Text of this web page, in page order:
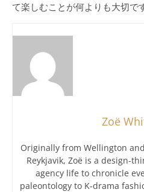
て楽しむことが何よりも大切です
Zoë
Originally from Wellington
Reykjavik, Zoë is a design-
agency life to chronicle
paleontology to K-drama